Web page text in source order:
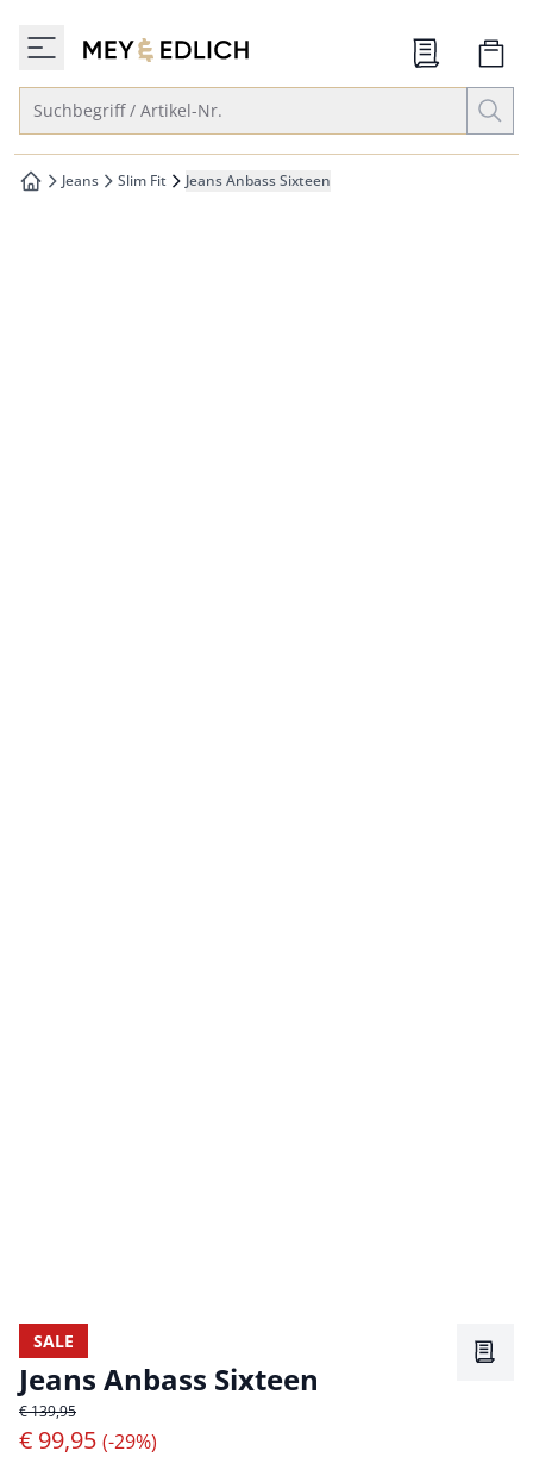
springen
springen
zur Startseite
Suchbegriff / Artikel-Nr.
zur Startseite
Jeans Slim Fit Jeans Anbass Sixteen
SALE
Jeans Anbass Sixteen
€ 139,95
€ 99,95 (-29%)